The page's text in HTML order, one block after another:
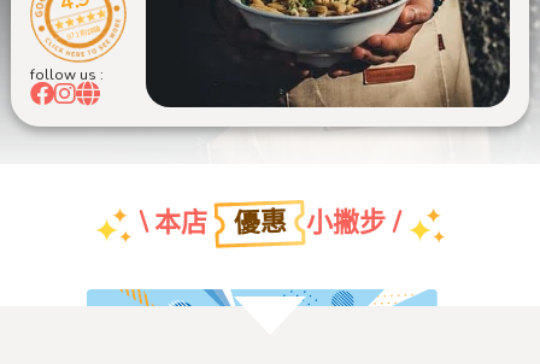
971 則評論
follow us :
\ 本店 優惠 小撇步 /
團體特約折扣優惠